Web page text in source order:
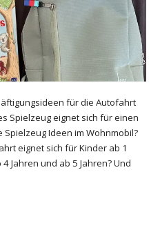
für die Autofahrt
Spielzeug eignet sich für einen
Ideen im Wohnmobil?
eignet sich für Kinder ab 1
Jahren und ab 5 Jahren? Und